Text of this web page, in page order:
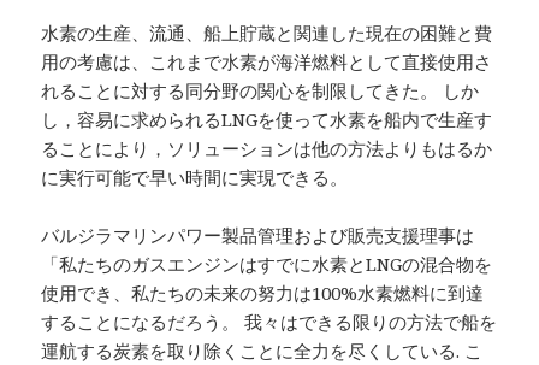
水素の生産、流通、船上貯蔵と関連した現在の困難と費
用の考慮は、これまで水素が海洋燃料として直接使用さ
れることに対する同分野の関心を制限してきた。 しか
し，容易に求められるLNGを使って水素を船内で生産す
ることにより，ソリューションは他の方法よりもはるか
に実行可能で早い時間に実現できる。
バルジラマリンパワー製品管理および販売支援理事は
「私たちのガスエンジンはすでに水素とLNGの混合物を
使用でき、私たちの未来の努力は100%水素燃料に到達
することになるだろう。 我々はできる限りの方法で船を
運航する炭素を取り除くことに全力を尽くしている. こ